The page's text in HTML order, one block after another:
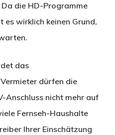
die HD-Programme
wirklich keinen Grund,
das
dürfen die
Anschluss nicht mehr auf
Fernseh-Haushalte
Ihrer Einschätzung